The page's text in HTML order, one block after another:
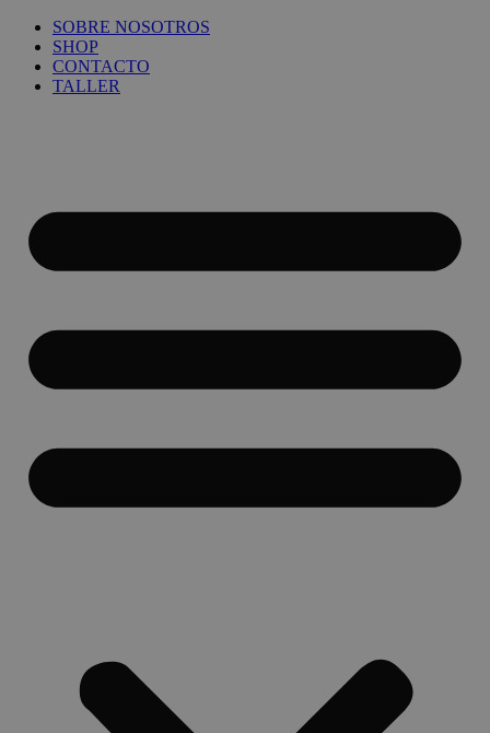
contenido
SOBRE NOSOTROS
SHOP
CONTACTO
TALLER